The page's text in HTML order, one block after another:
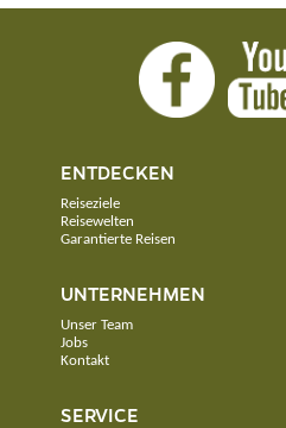
ENTDECKEN
Reiseziele
Reisewelten
Garantierte Reisen
UNTERNEHMEN
Unser Team
Jobs
Kontakt
SERVICE